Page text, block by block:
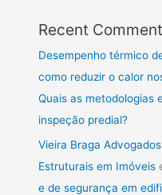
Recent
Desempenho térmico
como reduzir o calor
Quais as metodologias
inspeção predial?
Vieira Braga
Estruturais em Imóveis
e de segurança em